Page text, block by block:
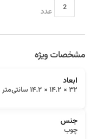
عدد
مشخصات ویژه
ابعاد
۳۲ × ۱۴.۲ × ۱۴.۲ سانتی‌متر
جنس
چوب